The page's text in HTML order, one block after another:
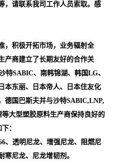
，请联系我司工作人员索取。感
，积极开拓市场，业务辐射全
产商建立了长期友好的合作关
特SABIC、南韩锦湖、韩国LG、
本东丽、日本帝人、日本住友化
德国巴斯夫并与沙特SABIC,LNP,
大型塑胶原料生产商保持良好的
：
、透明尼龙、增强尼龙、阻燃尼
寒尼龙、尼龙增韧剂。